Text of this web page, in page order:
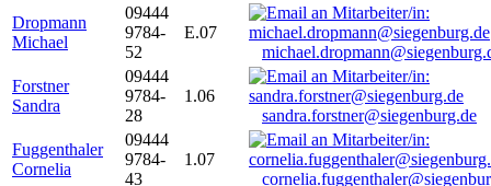
Dropmann
Michael
09444
9784-
52
E.07
Forstner
Sandra
09444
9784-
28
1.06
sandra.forstner@siegenburg.de
Fuggenthaler
Cornelia
09444
9784-
43
1.07